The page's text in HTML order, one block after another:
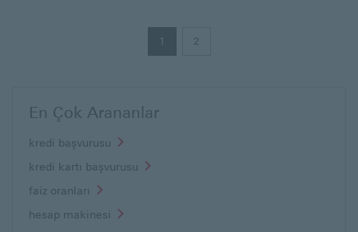
1 2
En Çok Arananlar
kredi başvurusu
kredi kartı başvurusu
faiz oranları
hesap makinesi